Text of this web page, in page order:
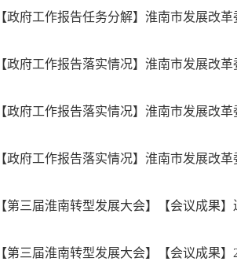
【政府工作报告任务分解】淮南市发展改
【政府工作报告落实情况】淮南市发展改
【政府工作报告落实情况】淮南市发展改
【政府工作报告落实情况】淮南市发展改
【第三届淮南转型发展大会】【会议成果
【第三届淮南转型发展大会】【会议成果